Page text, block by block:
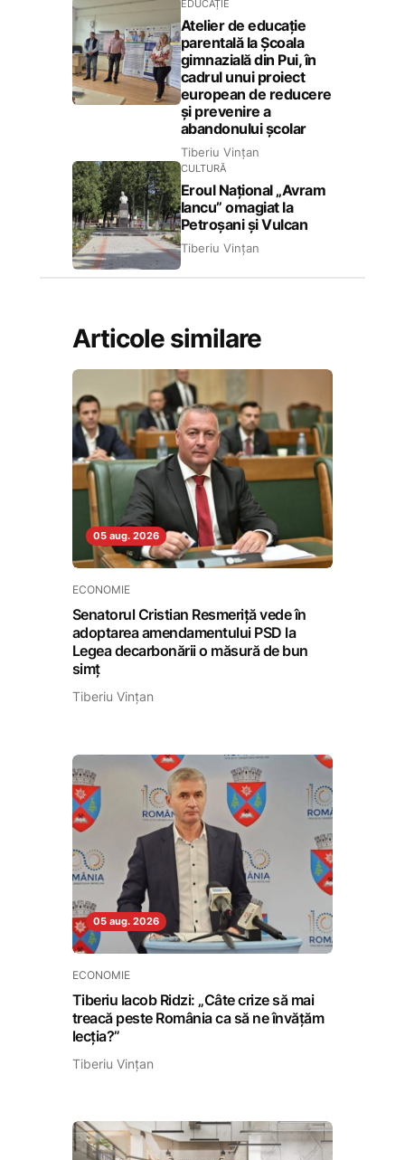
EDUCAȚIE
Atelier de educație
parentală la Școala
gimnazială din Pui, în
cadrul unui proiect
european de reducere
și prevenire a
abandonului școlar
Tiberiu Vințan
CULTURĂ
Eroul Național „Avram
Iancu” omagiat la
Petroșani și Vulcan
Tiberiu Vințan
Articole similare
05 aug. 2026
ECONOMIE
Senatorul Cristian Resmeriță vede în
adoptarea amendamentului PSD la
Legea decarbonării o măsură de bun
simț
Tiberiu Vințan
05 aug. 2026
ECONOMIE
Tiberiu Iacob Ridzi: „Câte crize să mai
treacă peste România ca să ne învățăm
lecția?”
Tiberiu Vințan